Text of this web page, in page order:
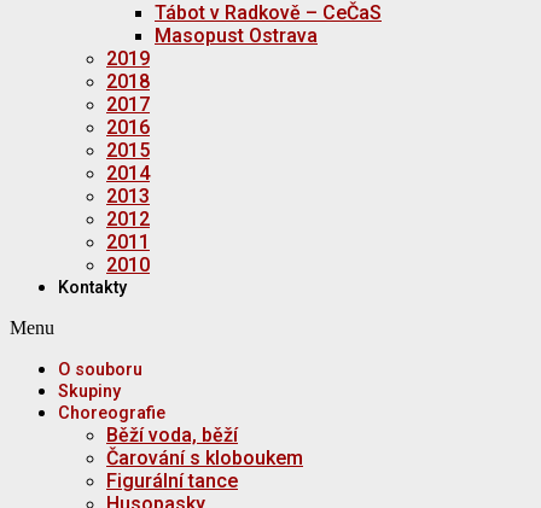
Tábot v Radkově – CeČaS
Masopust Ostrava
2019
2018
2017
2016
2015
2014
2013
2012
2011
2010
Kontakty
Menu
O souboru
Skupiny
Choreografie
Běží voda, běží
Čarování s kloboukem
Figurální tance